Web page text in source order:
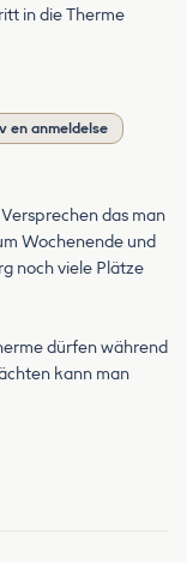
in die Therme
en anmeldelse
das man
Wochenende und
noch viele Plätze
dürfen während
kann man